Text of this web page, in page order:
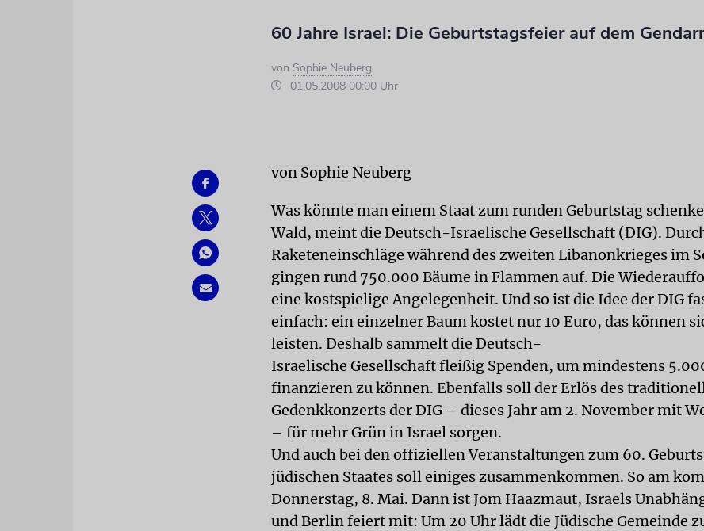
60 Jahre Israel: Die Geburtstagsfeier auf dem
von Sophie Neuberg
01.05.2008 00:00 Uhr
von Sophie Neuberg
Was könnte man einem Staat zum runden Geburtstag
Wald, meint die Deutsch-Israelische Gesellschaft (DIG).
Raketeneinschläge während des zweiten Libanonkrieges im
gingen rund 750.000 Bäume in Flammen auf. Die
eine kostspielige Angelegenheit. Und so ist die Idee der DIG
einfach: ein einzelner Baum kostet nur 10 Euro, das können
leisten. Deshalb sammelt die Deutsch-
Israelische Gesellschaft fleißig Spenden, um mindestens
finanzieren zu können. Ebenfalls soll der Erlös des
Gedenkkonzerts der DIG – dieses Jahr am 2. November mit
– für mehr Grün in Israel sorgen.
Und auch bei den offiziellen Veranstaltungen zum 60.
jüdischen Staates soll einiges zusammenkommen. So am
Donnerstag, 8. Mai. Dann ist Jom Haazmaut, Israels
und Berlin feiert mit: Um 20 Uhr lädt die Jüdische Gemeinde